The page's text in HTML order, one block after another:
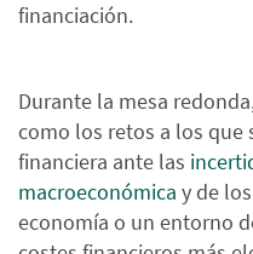
financiación.
Durante la mesa
como los retos a los que
financiera ante las
macroeconómica y de
economía o un entorno